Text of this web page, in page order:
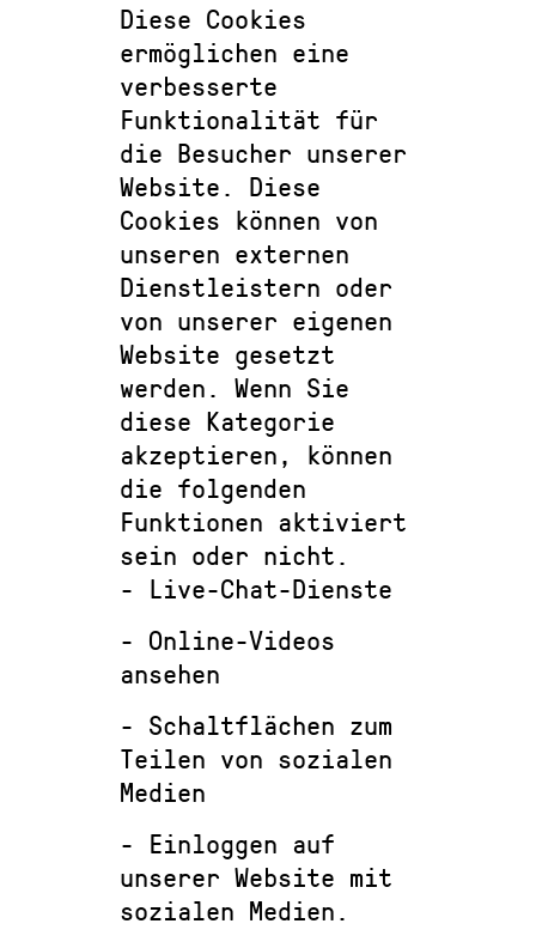
Diese Cookies
ermöglichen eine
verbesserte
Funktionalität für
die Besucher unserer
Website. Diese
Cookies können von
unseren externen
Dienstleistern oder
von unserer eigenen
Website gesetzt
werden. Wenn Sie
diese Kategorie
akzeptieren, können
die folgenden
Funktionen aktiviert
sein oder nicht.
- Live-Chat-Dienste
- Online-Videos
ansehen
- Schaltflächen zum
Teilen von sozialen
Medien
- Einloggen auf
unserer Website mit
sozialen Medien.